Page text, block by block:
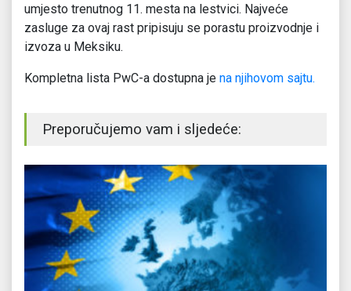
umjesto trenutnog 11. mesta na lestvici. Najveće
zasluge za ovaj rast pripisuju se porastu proizvodnje i
izvoza u Meksiku.
Kompletna lista PwC-a dostupna je na njihovom sajtu.
Preporučujemo vam i sljedeće: